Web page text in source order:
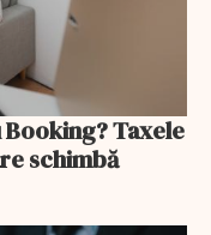
Taxele
schimbă